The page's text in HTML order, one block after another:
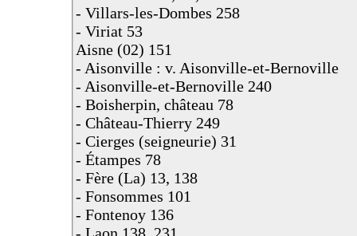
- Villars-les-Dombes 258
- Viriat 53
Aisne (02) 151
- Aisonville : v. Aisonville-et-Bernoville
- Aisonville-et-Bernoville 240
- Boisherpin, château 78
- Château-Thierry 249
- Cierges (seigneurie) 31
- Étampes 78
- Fère (La) 13, 138
- Fonsommes 101
- Fontenoy 136
- Laon 138, 231